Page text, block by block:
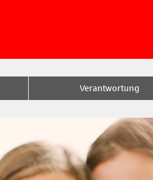
Verantwortung